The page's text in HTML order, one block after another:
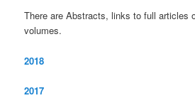
There are Abstracts, links to full articles
volumes.
2018
2017